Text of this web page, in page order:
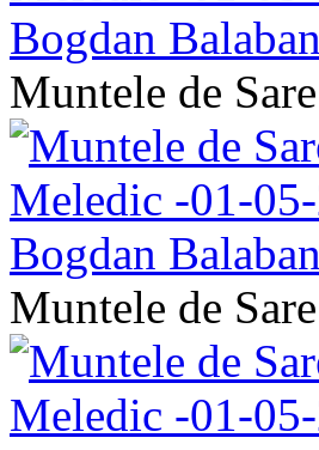
Muntele de
Muntele de